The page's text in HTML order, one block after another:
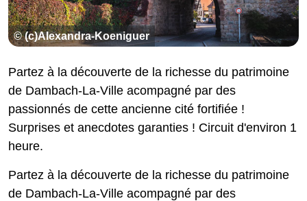
© (c)Alexandra-Koeniguer
Partez à la découverte de la richesse du patrimoine
de Dambach-La-Ville acompagné par des
passionnés de cette ancienne cité fortifiée !
Surprises et anecdotes garanties ! Circuit d'environ 1
heure.
Partez à la découverte de la richesse du patrimoine
de Dambach-La-Ville acompagné par des